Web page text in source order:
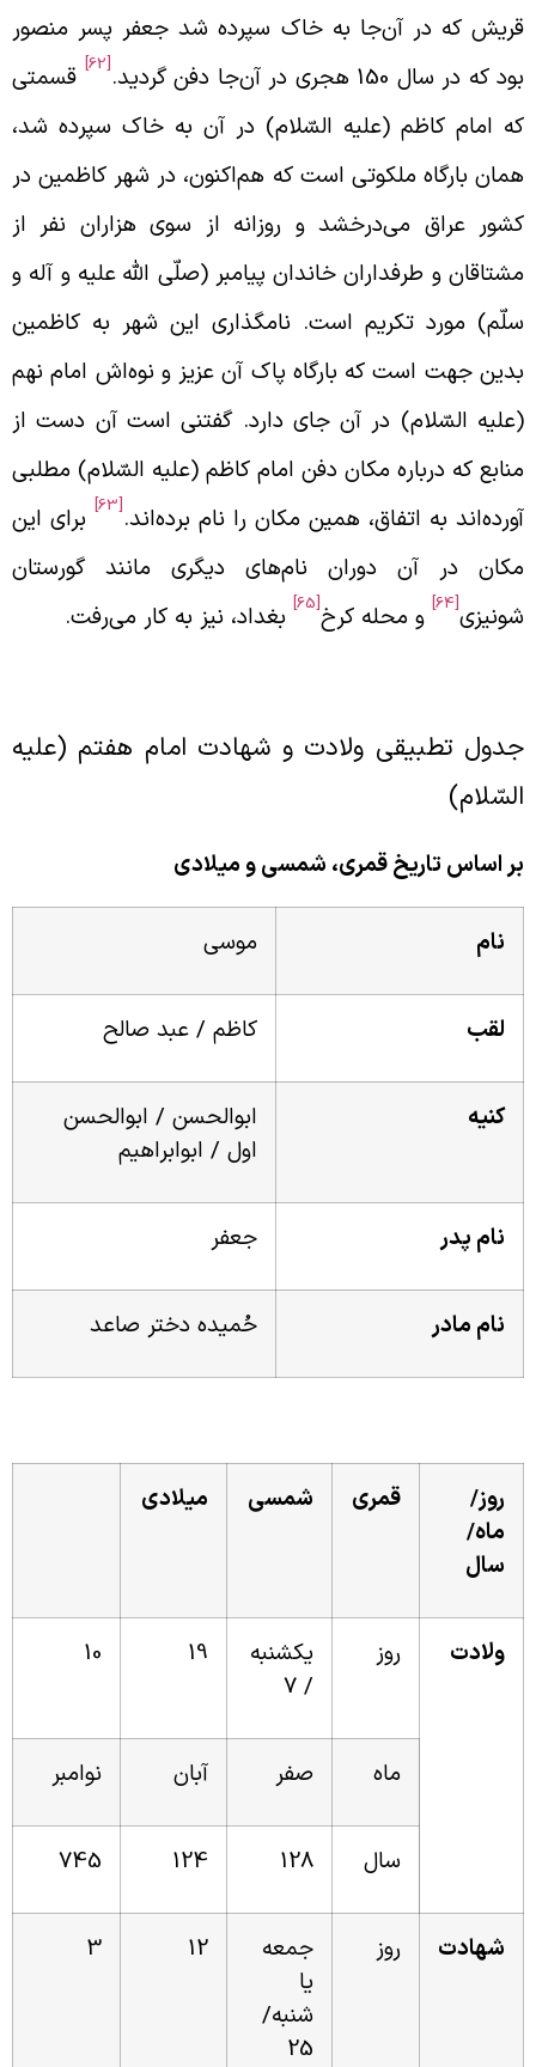
که در آن‌جا به خاک سپرده شد جعفر پسر منصور
که در سال 150 هجری در آن‌جا دفن گردید.
قسمتی
امام کاظم (علیه السّلام) در آن به خاک سپرده شد،
بارگاه ملکوتی است که هم‌اکنون، در شهر کاظمین در
عراق می‌درخشد و روزانه از سوی هزاران نفر از
و طرفداران خاندان پیامبر (صلّی الله علیه و آله و
مورد تکریم است. نامگذاری این شهر به کاظمین
جهت است که بارگاه پاک آن عزیز و نوه‌اش امام نهم
السّلام) در آن جای دارد. گفتنی است آن دست از
که درباره مکان دفن امام کاظم (علیه السّلام) مطلبی
به اتفاق، همین مکان را نام برده‌اند.
برای این
در آن دوران نام‌های دیگری مانند گورستان
و محله کرخ بغداد، نیز به کار می‌رفت.
تطبیقی ولادت و شهادت امام هفتم (علیه
اساس تاریخ قمری، شمسی و میلادی
نام موسی
لقب کاظم / عبد صالح
کنیه
ابوالحسن / ابوالحسن
اول / ابوابراهیم
نام پدر جعفر
نام مادر حُمیده دختر صاعد
روز/
ماه/
سال
قمری شمسی میلادی
ولادت روز
یکشنبه
19
10
ماه صفر آبان نوامبر
سال 128
124
745
شهادت روز
جمعه
شنبه/
25
12